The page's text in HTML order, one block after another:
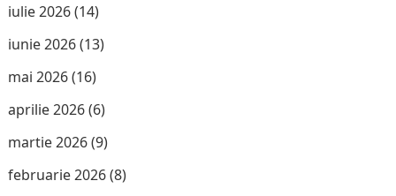
iulie 2026(14)
iunie 2026(13)
mai 2026(16)
aprilie 2026(6)
martie 2026(9)
februarie 2026(8)